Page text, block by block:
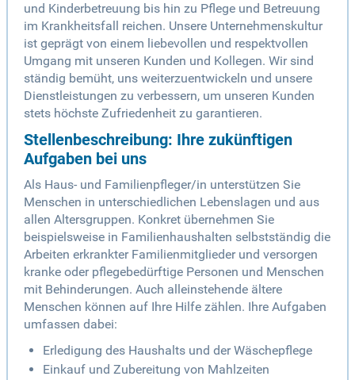
und Kinderbetreuung bis hin zu Pflege und Betreuung
im Krankheitsfall reichen. Unsere Unternehmenskultur
ist geprägt von einem liebevollen und respektvollen
Umgang mit unseren Kunden und Kollegen. Wir sind
ständig bemüht, uns weiterzuentwickeln und unsere
Dienstleistungen zu verbessern, um unseren Kunden
stets höchste Zufriedenheit zu garantieren.
Stellenbeschreibung: Ihre zukünftigen
Aufgaben bei uns
Als Haus- und Familienpfleger/in unterstützen Sie
Menschen in unterschiedlichen Lebenslagen und aus
allen Altersgruppen. Konkret übernehmen Sie
beispielsweise in Familienhaushalten selbstständig die
Arbeiten erkrankter Familienmitglieder und versorgen
kranke oder pflegebedürftige Personen und Menschen
mit Behinderungen. Auch alleinstehende ältere
Menschen können auf Ihre Hilfe zählen. Ihre Aufgaben
umfassen dabei:
Erledigung des Haushalts und der Wäschepflege
Einkauf und Zubereitung von Mahlzeiten